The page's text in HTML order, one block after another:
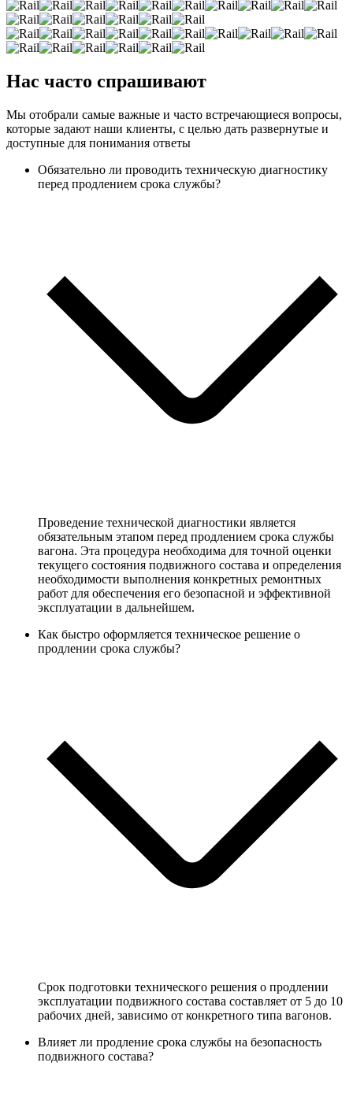
Нас часто спрашивают
Мы отобрали самые важные и часто встречающиеся вопросы,
которые задают наши клиенты, с целью дать развернутые и
доступные для понимания ответы
Обязательно ли проводить техническую диагностику
перед продлением срока службы?
Проведение технической диагностики является
обязательным этапом перед продлением срока службы
вагона. Эта процедура необходима для точной оценки
текущего состояния подвижного состава и определения
необходимости выполнения конкретных ремонтных
работ для обеспечения его безопасной и эффективной
эксплуатации в дальнейшем.
Как быстро оформляется техническое решение о
продлении срока службы?
Срок подготовки технического решения о продлении
эксплуатации подвижного состава составляет от 5 до 10
рабочих дней, зависимо от конкретного типа вагонов.
Влияет ли продление срока службы на безопасность
подвижного состава?